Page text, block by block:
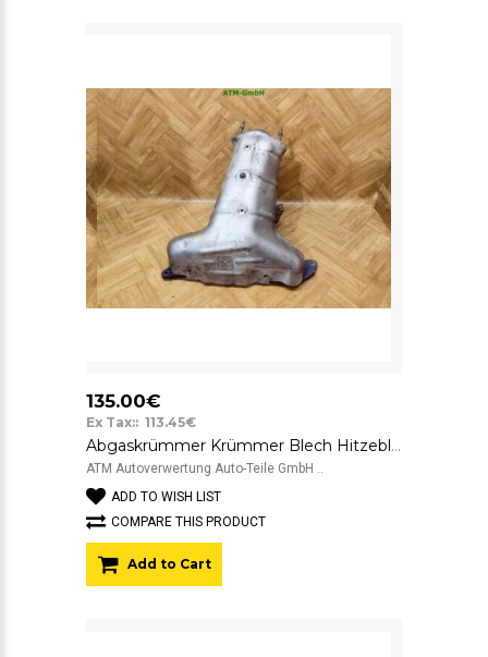
135.00€
Ex Tax:: 113.45€
Abgaskrümmer Krümmer Blech Hitzeblech Hitzeschild Mazda 6 L327
ATM Autoverwertung Auto-Teile GmbH ..
ADD TO WISH LIST
COMPARE THIS PRODUCT
Add to Cart